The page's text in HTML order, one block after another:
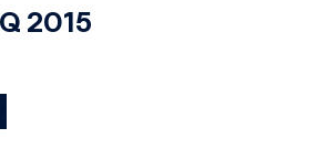
2015
X via Email